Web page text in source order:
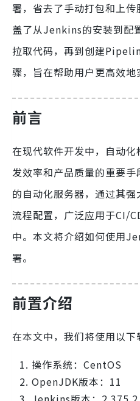
署，省去了手动打包和上
盖了从Jenkins的安装到配
拉取代码，再到创建
骤，旨在帮助用户更高效地
前言
在现代软件开发中，自动
发效率和产品质量的重要
的自动化服务器，通过其
流程配置，广泛应用于CI/
中。本文将介绍如何使用
署。
前置介绍
在本文中，我们将使用以下
操作系统：CentOS
OpenJDK版本：11